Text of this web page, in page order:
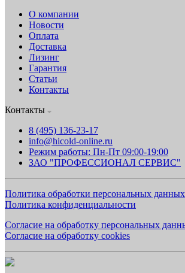
О компании
Новости
Оплата
Доставка
Лизинг
Гарантия
Статьи
Контакты
Контакты
8 (495) 136-23-17
info@hicold-online.ru
Режим работы: Пн-Пт 09:00-19:00
ЗАО "ПРОФЕССИОНАЛ СЕРВИС"
Политика обработки персональных данных
Политика конфиденциальности
Согласие на обработку персональных
Согласие на обработку cookies